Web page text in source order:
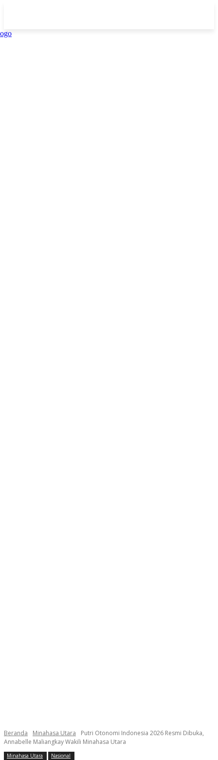
Beranda Minahasa Utara
Putri Otonomi Indonesia 2026 Resmi Dibuka,
Annabelle Maliangkay Wakili Minahasa Utara
Minahasa Utara Nasional